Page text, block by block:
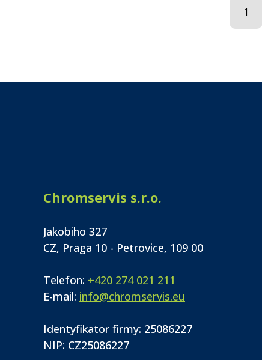
1
Chromservis s.r.o.
Jakobiho 327
CZ, Praga 10 - Petrovice, 109 00
Telefon: +420 274 021 211
E-mail: info@chromservis.eu
Identyfikator firmy: 25086227
NIP: CZ25086227